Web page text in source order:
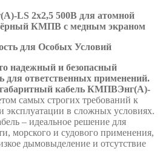
LS 2х2,5 500В для атомной
КМПВ с медным экраном
для Особых Условий
надежный и безопасный
для ответственных применений.
кабель КМПВЭнг(А)-
самых строгих требований к
эксплуатации в сложных условиях.
– идеальное решение для
морского и судового применения,
дымовыделение и отсутствие